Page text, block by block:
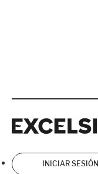
INICIAR SESIÓN